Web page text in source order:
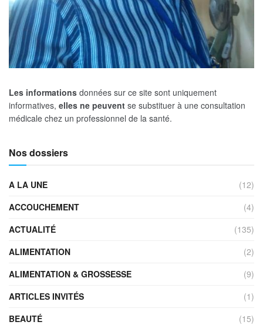
Les informations données sur ce site sont uniquement
informatives, elles ne peuvent se substituer à une consultation
médicale chez un professionnel de la santé.
Nos dossiers
A LA UNE
(12)
ACCOUCHEMENT
(4)
ACTUALITÉ
(135)
ALIMENTATION
(2)
ALIMENTATION & GROSSESSE
(9)
ARTICLES INVITÉS
(1)
BEAUTÉ
(15)